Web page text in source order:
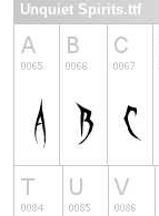
Unquiet Spirits.ttf